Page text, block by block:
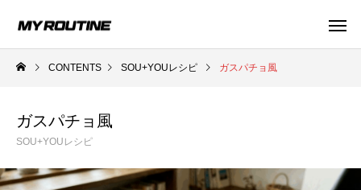
CONTENTS SOU+YOUレシピ ガスパチョ風
ガスパチョ風
SOU+YOUレシピ